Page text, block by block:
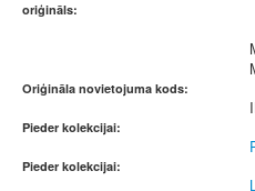
oriģināls:
Oriģināla novietojuma kods:
Pieder kolekcijai:
Pieder kolekcijai: